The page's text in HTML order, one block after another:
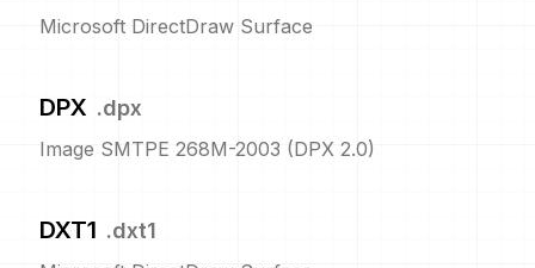
Microsoft DirectDraw Surface
DPX .dpx
Image SMTPE 268M-2003 (DPX 2.0)
DXT1 .dxt1